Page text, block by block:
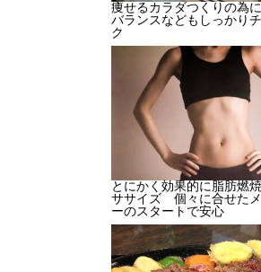
痩せるカラダつくりの為
バランスなどもしっかり
ク
とにかく効果的に脂肪燃
ササイズ 個々に合せた
ーのスタートで安心